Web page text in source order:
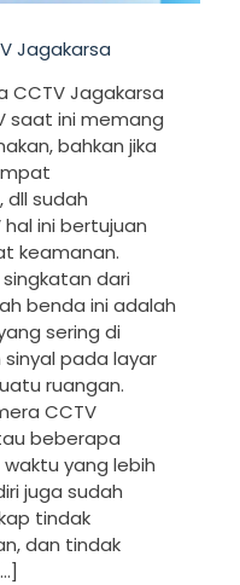
Jagakarsa
CCTV Jagakarsa
saat ini memang
bahkan jika
dll sudah
ini bertujuan
keamanan.
dari
benda ini adalah
sering di
pada layar
ruangan.
CCTV
beberapa
yang lebih
juga sudah
tindak
dan tindak